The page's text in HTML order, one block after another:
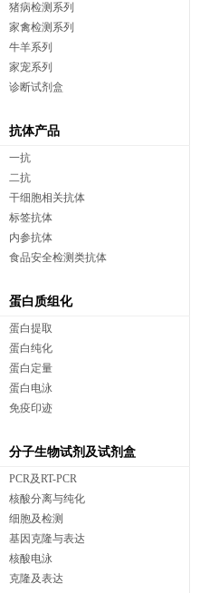
猪病检测系列
家禽检测系列
牛羊系列
家宠系列
诊断试剂盒
抗体产品
一抗
二抗
干细胞相关抗体
标签抗体
内参抗体
食品安全检测类抗体
蛋白质组化
蛋白提取
蛋白纯化
蛋白定量
蛋白电泳
免疫印迹
分子生物试剂及试剂盒
PCR及RT-PCR
核酸分离与纯化
细胞及检测
基因克隆与表达
核酸电泳
克隆及表达